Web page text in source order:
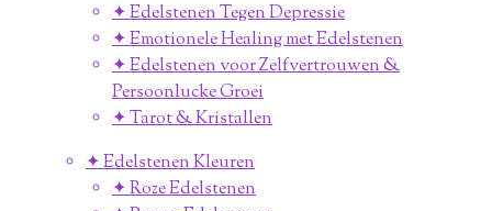
✦ Edelstenen Tegen Depressie
✦ Emotionele Healing met Edelstenen
✦ Edelstenen voor Zelfvertrouwen &
Persoonlucke Groei
✦ Tarot & Kristallen
✦ Edelstenen Kleuren
✦ Roze Edelstenen